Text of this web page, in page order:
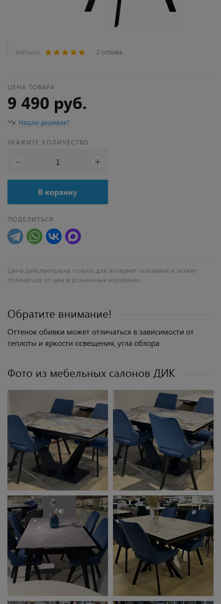
Рейтинг: 2 отзыва
ЦЕНА ТОВАРА
9 490 руб.
Нашли дешевле?
УКАЖИТЕ КОЛИЧЕСТВО
− +
В корзину
ПОДЕЛИТЬСЯ
Цена действительна только для интернет-магазина и может
отличаться от цен в розничных магазинах.
Обратите внимание!
Оттенок обивки может отличаться в зависимости от
теплоты и яркости освещения, угла обзора
Фото из мебельных салонов ДИК